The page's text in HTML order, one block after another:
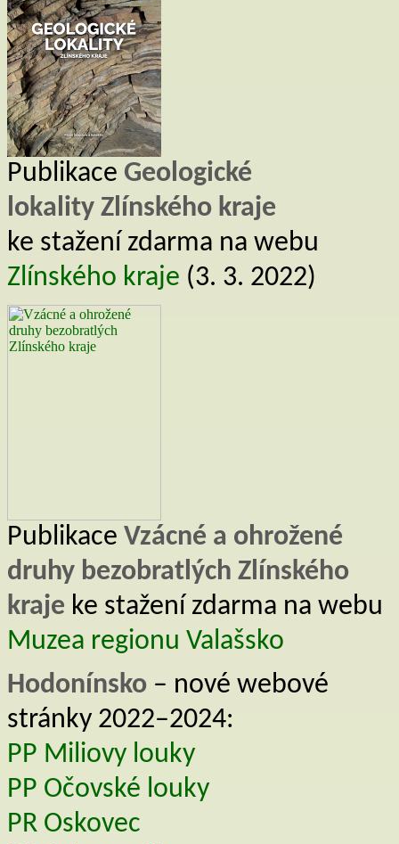
Publikace Geologické
lokality Zlínského kraje
ke stažení zdarma na webu
Zlínského kraje (3. 3. 2022)
Publikace Vzácné a ohrožené
druhy bezobratlých Zlínského
kraje ke stažení zdarma na webu
Muzea regionu Valašsko
Hodonínsko – nové webové
stránky 2022–2024:
PP Miliovy louky
PP Očovské louky
PR Oskovec